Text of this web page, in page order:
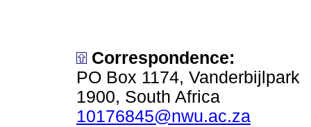
Correspondence:
PO Box 1174, Vanderbijlpark
1900, South Africa
10176845@nwu.ac.za